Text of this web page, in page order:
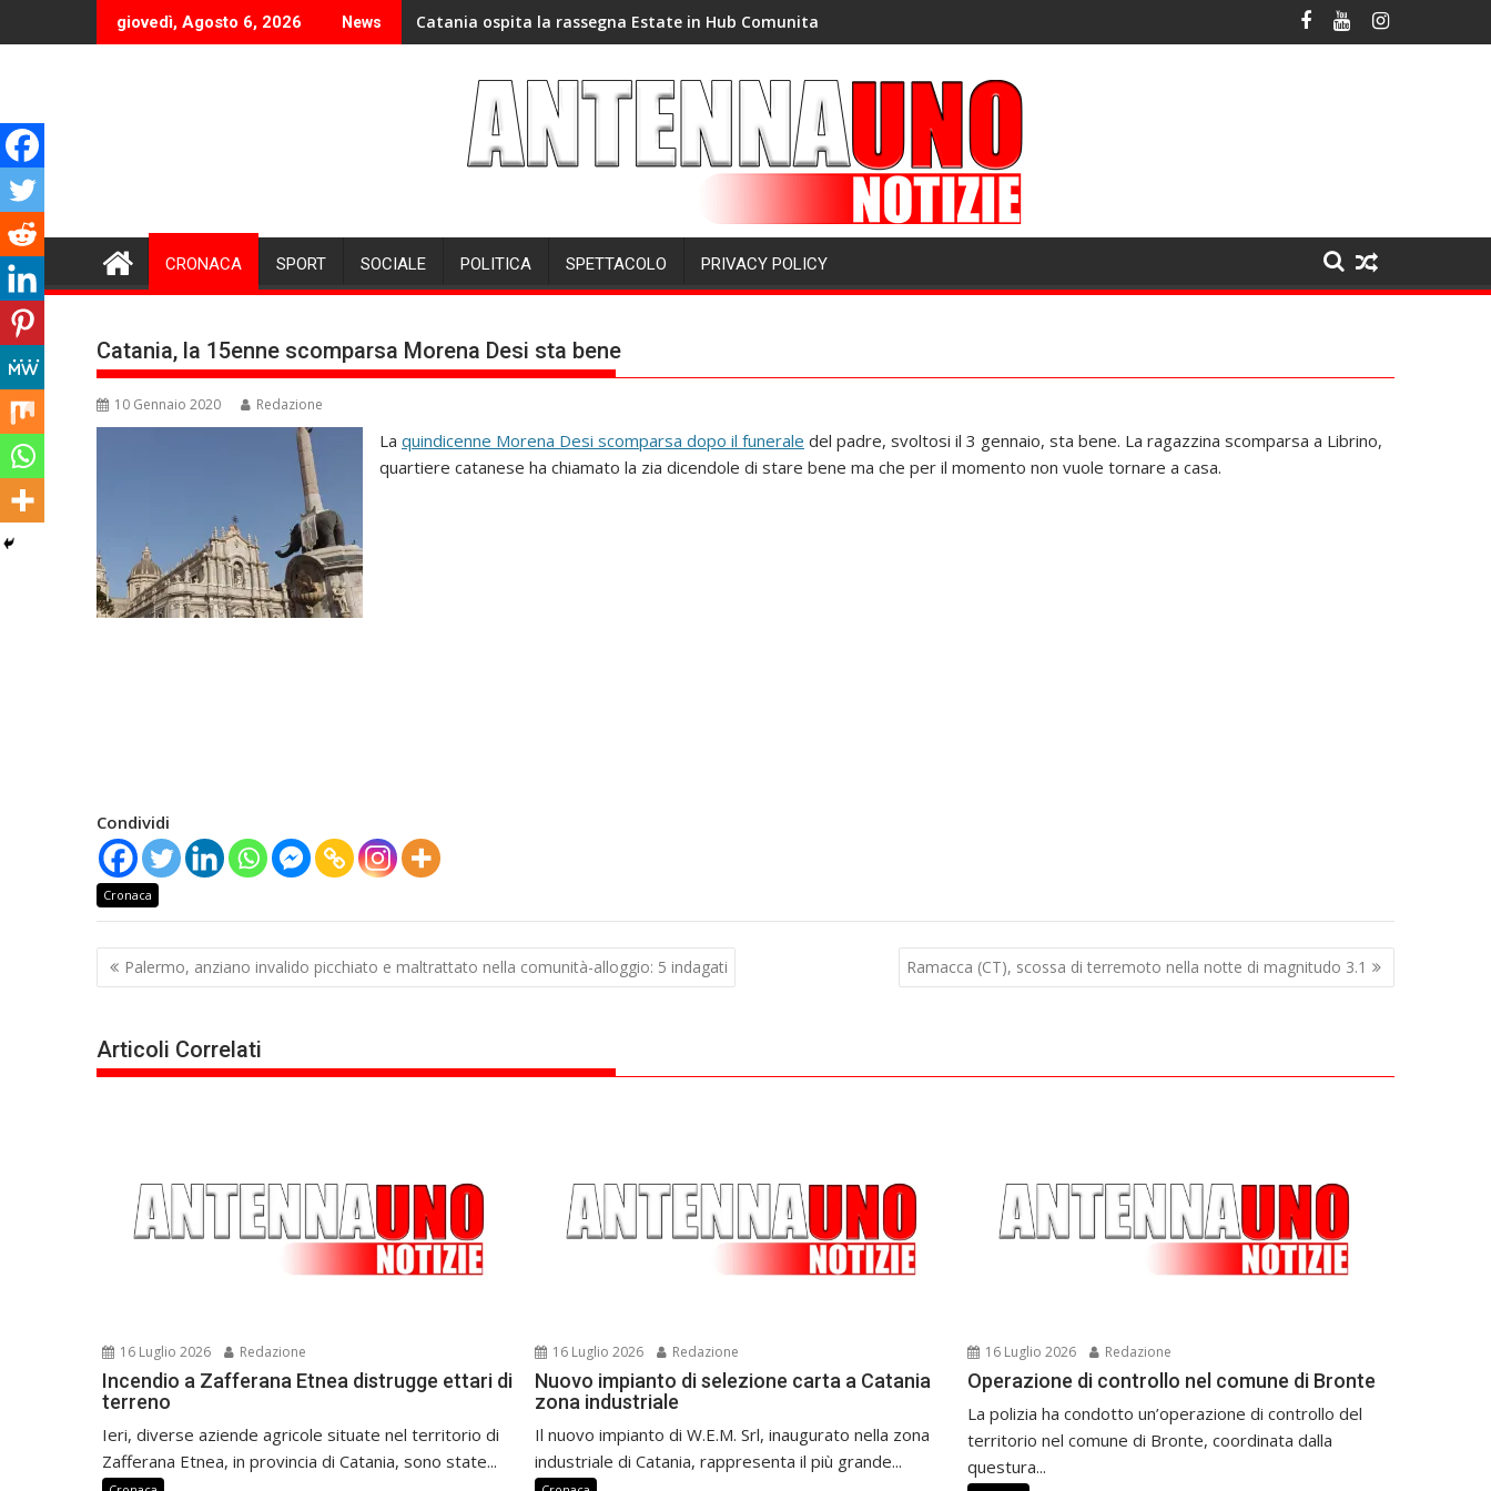
to
giovedì, Agosto 6, 2026 News Catania ospita la rassegna Estate in Hub Comunita
CRONACA SPORT SOCIALE POLITICA SPETTACOLO PRIVACY POLICY
Catania, la 15enne scomparsa Morena Desi sta bene
10 Gennaio 2020 Redazione
La quindicenne Morena Desi scomparsa dopo il funerale del padre, svoltosi il 3 gennaio, sta bene. La ragazzina scomparsa a Librino,
quartiere catanese ha chiamato la zia dicendole di stare bene ma che per il momento non vuole tornare a casa.
Condividi
Cronaca
Navigazione
articoli
Palermo, anziano invalido picchiato e maltrattato nella comunità-alloggio: 5 indagati Ramacca (CT), scossa di terremoto nella notte di magnitudo 3.1
Articoli Correlati
16 Luglio 2026 Redazione
Incendio a Zafferana Etnea distrugge ettari di
terreno
Ieri, diverse aziende agricole situate nel territorio di
Zafferana Etnea, in provincia di Catania, sono state...
16 Luglio 2026 Redazione
Nuovo impianto di selezione carta a Catania
zona industriale
Il nuovo impianto di W.E.M. Srl, inaugurato nella zona
industriale di Catania, rappresenta il più grande...
16 Luglio 2026 Redazione
Operazione di controllo nel comune di Bronte
La polizia ha condotto un’operazione di controllo del
territorio nel comune di Bronte, coordinata dalla
questura...